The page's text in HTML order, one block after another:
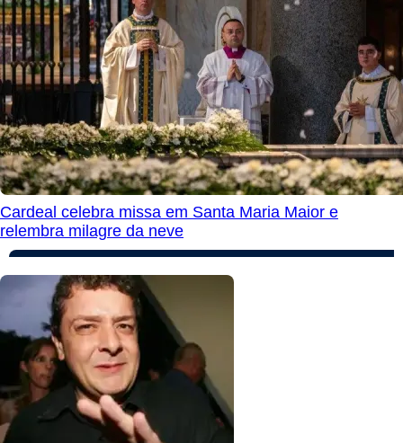
Cardeal celebra missa em Santa Maria Maior e
relembra milagre da neve